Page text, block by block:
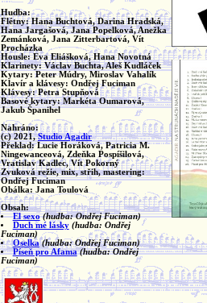
Hudba:
Flétny: Hana Buchtová, Darina Hradská,
Hana Jargašová, Jana Popelková, Anežka
Zemánková, Jana Zitterbartová, Vít
Procházka
Housle: Eva Eliášková, Hana Novotná
Klarinety: Václav Buchta, Aleš Kudláček
Kytary: Peter Múdry, Miroslav Vahalík
Klavír a klávesy: Ondřej Fuciman
Klávesy: Petra Stupňová
Basové kytary: Markéta Oumarová,
Jakub Španihel
Nahráno:
(c) 2021,Studio Agadir
Překlad: Lucie Horáková, Patricia M.
Ningewanceová, Zdeňka Pospíšilová,
Vratislav Kadlec, Vít Pokorný
Zvuková režie, mix, střih, mastering:
Ondřej Fuciman
Obálka: Jana Toulová
Obsah:
El sexo (hudba: Ondřej Fuciman)
Duch mé lásky (hudba: Ondřej
Fuciman)
Oselka (hudba: Ondřej Fuciman)
Píseň pro Afama (hudba: Ondřej
Fuciman)